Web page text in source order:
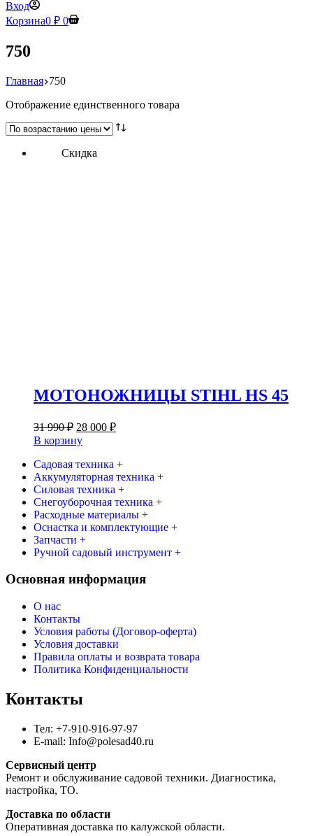
Вход
Корзина0 ₽ 0
750
Главная 750
Отображение единственного товара
Скидка
МОТОНОЖНИЦЫ STIHL HS 45
31 990₽ Первоначальная
цена
составляла
31
990 ₽.
28 000 ₽Текущая
000 ₽.
В корзину
Садовая техника +
Аккумуляторная техника +
Силовая техника +
Снегоуборочная техника +
Расходные материалы +
Оснастка и комплектующие +
Запчасти +
Ручной садовый инструмент +
Основная информация
О нас
Контакты
Условия работы (Договор-оферта)
Условия доставки
Правила оплаты и возврата товара
Политика Конфиденциальности
Контакты
Тел: +7-910-916-97-97
E-mail: Info@polesad40.ru
Сервисный центр
Ремонт и обслуживание садовой техники. Диагностика,
настройка, ТО.
Доставка по области
Оперативная доставка по калужской области.